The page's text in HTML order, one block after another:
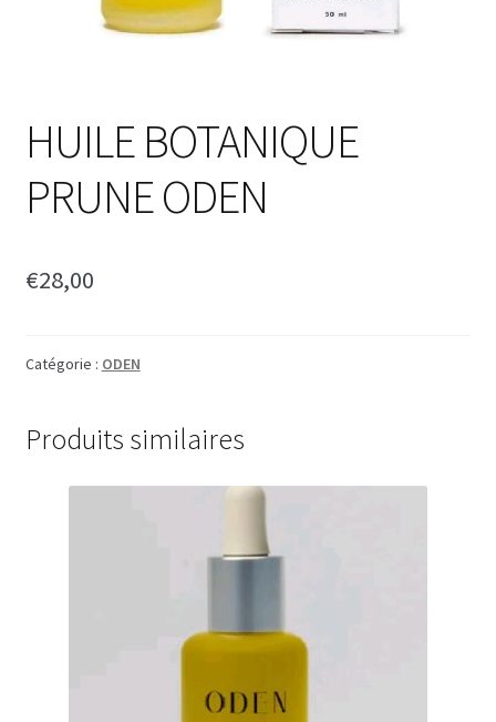
HUILE BOTANIQUE
PRUNE ODEN
€28,00
Catégorie : ODEN
Produits similaires